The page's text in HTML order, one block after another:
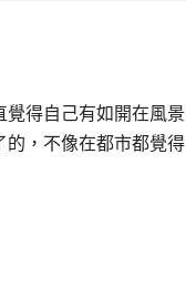
得自己有如開在風景
的，不像在都市都覺得